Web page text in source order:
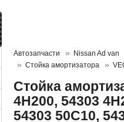
Автозапчасти
Nissan Ad van
Стойка амортизатора
Стойка
4H200, 54303
54303 50C10,